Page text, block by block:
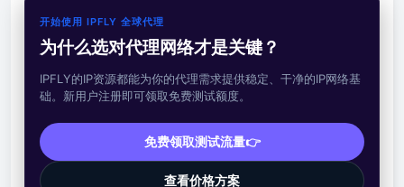
开始使用 IPFLY 全球代理
为什么选对代理网络才是关键？
IPFLY的IP资源都能为你的代理需求提供稳定、干净的IP网络基
础。新用户注册即可领取免费测试额度。
免费领取测试流量👉
查看价格方案